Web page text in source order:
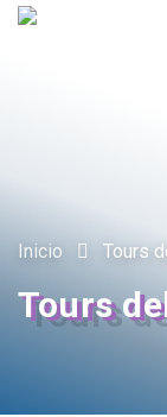
Inicio Tours
Tours